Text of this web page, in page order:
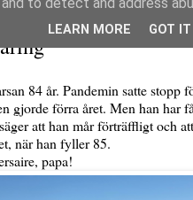
84 år. Pandemin satte stopp
gjorde förra året. Men han har
att han mår förträffligt och
när han fyller 85.
papa!
LEARN MORE GOT IT